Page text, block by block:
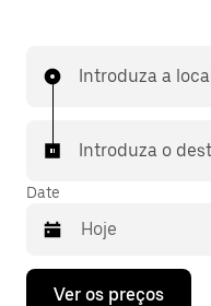
Introduza a
Introduza o
Date
Prima
Ver os preços